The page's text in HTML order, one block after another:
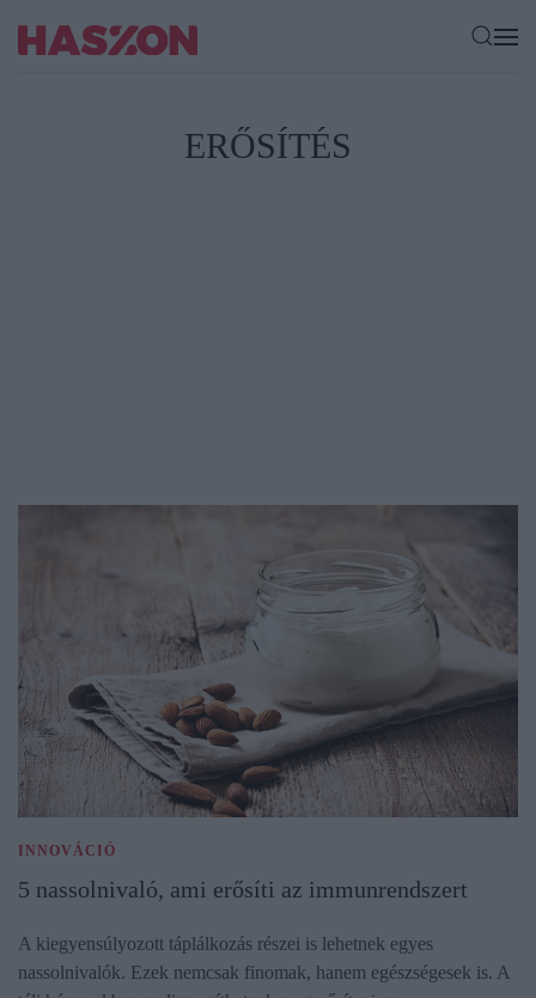
ERŐSÍTÉS
INNOVÁCIÓ
5 nassolnivaló, ami erősíti az immunrendszert
A kiegyensúlyozott táplálkozás részei is lehetnek egyes
nassolnivalók. Ezek nemcsak finomak, hanem egészségesek is. A